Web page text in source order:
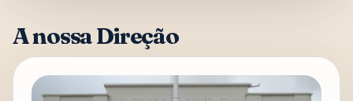
A nossa Direção